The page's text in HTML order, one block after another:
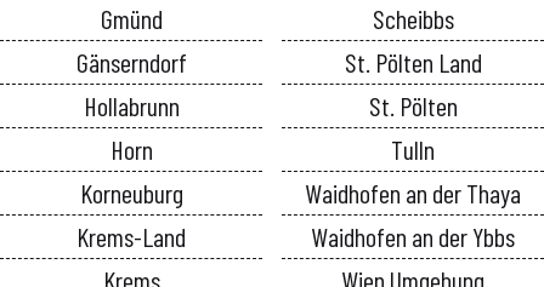
Gmünd
Gänserndorf
Hollabrunn
Horn
Korneuburg
Krems-Land
Krems
Scheibbs
St. Pölten Land
St. Pölten
Tulln
Waidhofen an der Thaya
Waidhofen an der Ybbs
Wien Umgebung